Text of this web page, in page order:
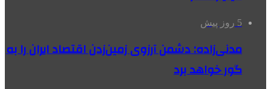
5 روز پیش
مدنی‌زاده: دشمن آرزوی زمین‌زدن اقتصاد ایران را به
گور خواهد برد